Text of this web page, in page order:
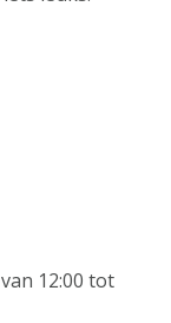
12:00 tot